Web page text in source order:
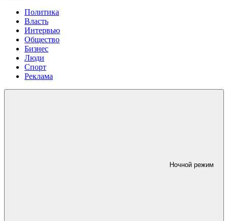
Политика
Власть
Интервью
Общество
Бизнес
Люди
Спорт
Реклама
Ночной режим